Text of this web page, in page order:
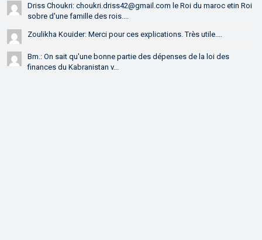
Driss Choukri: choukri.driss42@gmail.com le Roi du maroc etin Roi
sobre d'une famille des rois....
Zoulikha Kouider: Merci pour ces explications. Très utile....
Bm.: On sait qu'une bonne partie des dépenses de la loi des
finances du Kabranistan v...